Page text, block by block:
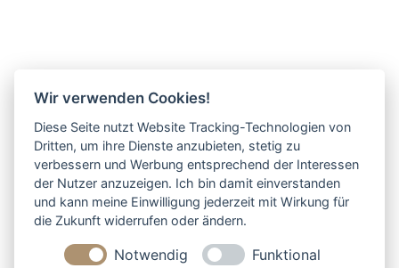
1 2 3 Next →
Wir verwenden Cookies!
Diese Seite nutzt Website Tracking-Technologien von
Dritten, um ihre Dienste anzubieten, stetig zu
verbessern und Werbung entsprechend der Interessen
der Nutzer anzuzeigen. Ich bin damit einverstanden
und kann meine Einwilligung jederzeit mit Wirkung für
die Zukunft widerrufen oder ändern.
Notwendig
Funktional